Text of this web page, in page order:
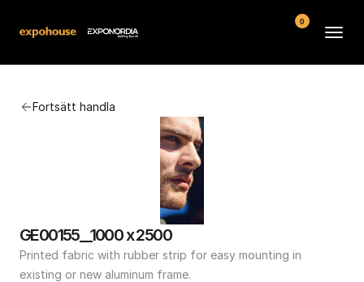
Fortsätt handla
GE00155__1000 x 2500
Printed fabric with rubber strip for easy mounting in
existing or new aluminum frame.
Kontakt
Köpvillkor
0